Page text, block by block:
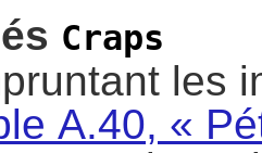
Craps
les
A.40, «